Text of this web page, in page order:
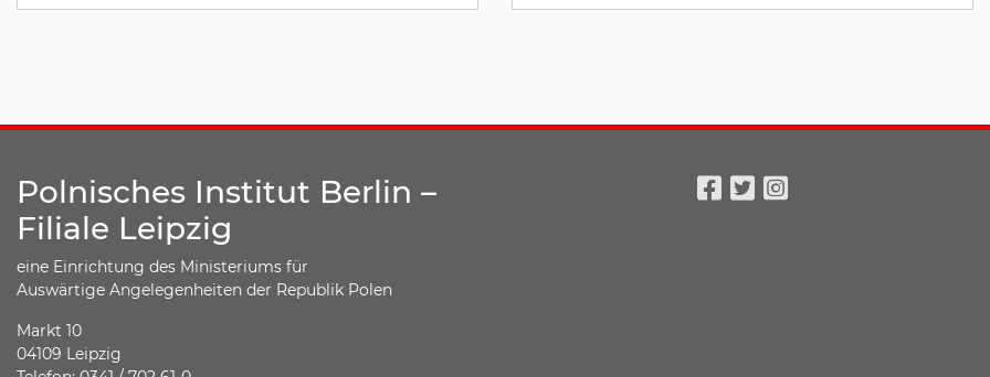
Polnisches Institut Berlin –
Filiale Leipzig
eine Einrichtung des Ministeriums für
Auswärtige Angelegenheiten der Republik Polen
Markt 10
04109 Leipzig